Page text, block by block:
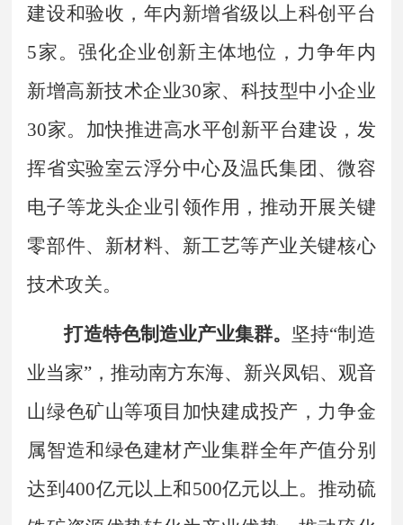
建设和验收，年内新增省级以上科创平台
5家。强化企业创新主体地位，力争年内
新增高新技术企业30家、科技型中小企业
30家。加快推进高水平创新平台建设， 发
挥省实验室云浮分中心及温氏集团、微容
电子等龙头企业引领作用 ，推动开展关键
零部件、新材料、新工艺等产业关键核心
技术攻关。
打造特色制造业产业集群。 坚持“制造
业当家” ，推动南方东海、新兴凤铝、观音
山绿色矿山等项目加快建成投产，力争金
属智造和绿色建材产业集群全年产值分别
达到400亿元以上和500亿元以上。推动硫